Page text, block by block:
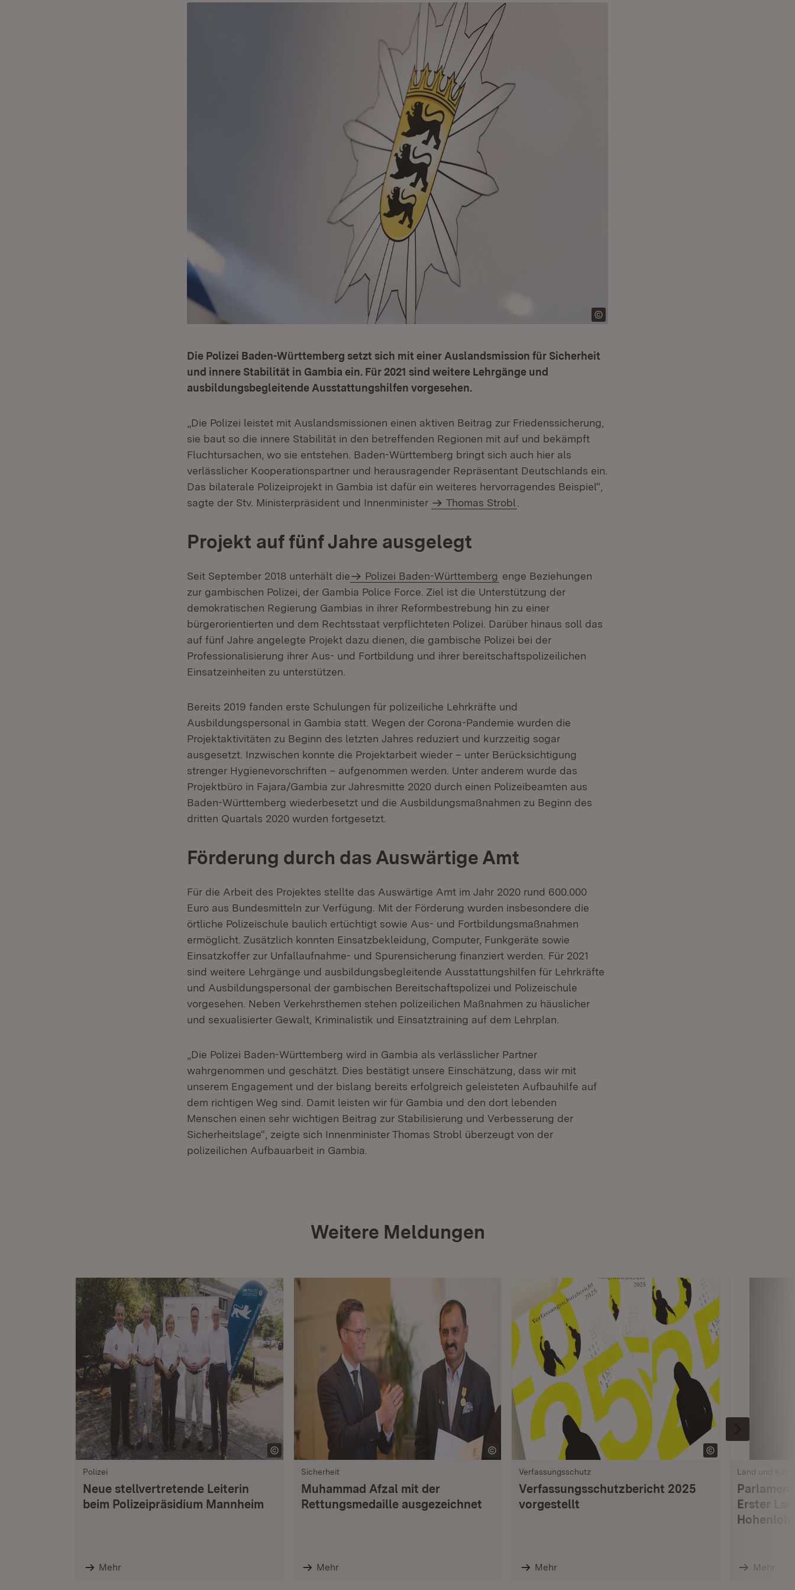
Die Polizei Baden-Württemberg setzt sich mit einer Auslandsmission für Sicherheit
und innere Stabilität in Gambia ein. Für 2021 sind weitere Lehrgänge und
ausbildungsbegleitende Ausstattungshilfen vorgesehen.
„Die Polizei leistet mit Auslandsmissionen einen aktiven Beitrag zur Friedenssicherung,
sie baut so die innere Stabilität in den betreffenden Regionen mit auf und bekämpft
Fluchtursachen, wo sie entstehen. Baden-Württemberg bringt sich auch hier als
verlässlicher Kooperationspartner und herausragender Repräsentant Deutschlands ein.
Das bilaterale Polizeiprojekt in Gambia ist dafür ein weiteres hervorragendes Beispiel“,
sagte der Stv. Ministerpräsident und Innenminister
Thomas Strobl
Projekt auf fünf Jahre ausgelegt
Seit September 2018 unterhält die Polizei Baden-Württemberg enge Beziehungen
zur gambischen Polizei, der Gambia Police Force. Ziel ist die Unterstützung der
demokratischen Regierung Gambias in ihrer Reformbestrebung hin zu einer
bürgerorientierten und dem Rechtsstaat verpflichteten Polizei. Darüber hinaus soll das
auf fünf Jahre angelegte Projekt dazu dienen, die gambische Polizei bei der
Professionalisierung ihrer Aus- und Fortbildung und ihrer bereitschaftspolizeilichen
Einsatzeinheiten zu unterstützen.
Bereits 2019 fanden erste Schulungen für polizeiliche Lehrkräfte und
Ausbildungspersonal in Gambia statt. Wegen der Corona-Pandemie wurden die
Projektaktivitäten zu Beginn des letzten Jahres reduziert und kurzzeitig sogar
ausgesetzt. Inzwischen konnte die Projektarbeit wieder – unter Berücksichtigung
strenger Hygienevorschriften – aufgenommen werden. Unter anderem wurde das
Projektbüro in Fajara/Gambia zur Jahresmitte 2020 durch einen Polizeibeamten aus
Baden-Württemberg wiederbesetzt und die Ausbildungsmaßnahmen zu Beginn des
dritten Quartals 2020 wurden fortgesetzt.
Förderung durch das Auswärtige Amt
Für die Arbeit des Projektes stellte das Auswärtige Amt im Jahr 2020 rund 600.000
Euro aus Bundesmitteln zur Verfügung. Mit der Förderung wurden insbesondere die
örtliche Polizeischule baulich ertüchtigt sowie Aus- und Fortbildungsmaßnahmen
ermöglicht. Zusätzlich konnten Einsatzbekleidung, Computer, Funkgeräte sowie
Einsatzkoffer zur Unfallaufnahme- und Spurensicherung finanziert werden. Für 2021
sind weitere Lehrgänge und ausbildungsbegleitende Ausstattungshilfen für Lehrkräfte
und Ausbildungspersonal der gambischen Bereitschaftspolizei und Polizeischule
vorgesehen. Neben Verkehrsthemen stehen polizeilichen Maßnahmen zu häuslicher
und sexualisierter Gewalt, Kriminalistik und Einsatztraining auf dem Lehrplan.
„Die Polizei Baden-Württemberg wird in Gambia als verlässlicher Partner
wahrgenommen und geschätzt. Dies bestätigt unsere Einschätzung, dass wir mit
unserem Engagement und der bislang bereits erfolgreich geleisteten Aufbauhilfe auf
dem richtigen Weg sind. Damit leisten wir für Gambia und den dort lebenden
Menschen einen sehr wichtigen Beitrag zur Stabilisierung und Verbesserung der
Sicherheitslage“, zeigte sich Innenminister Thomas Strobl überzeugt von der
polizeilichen Aufbauarbeit in Gambia.
Weitere Meldungen
Polizei
Neue stellvertretende Leiterin
beim Polizeipräsidium Mannheim
Mehr
Sicherheit
Muhammad Afzal mit der
Rettungsmedaille ausgezeichnet
Mehr
Verfassungsschutz
Verfassungsschutzbericht 2025
vorgestellt
Mehr
Land und
Erster
Mehr